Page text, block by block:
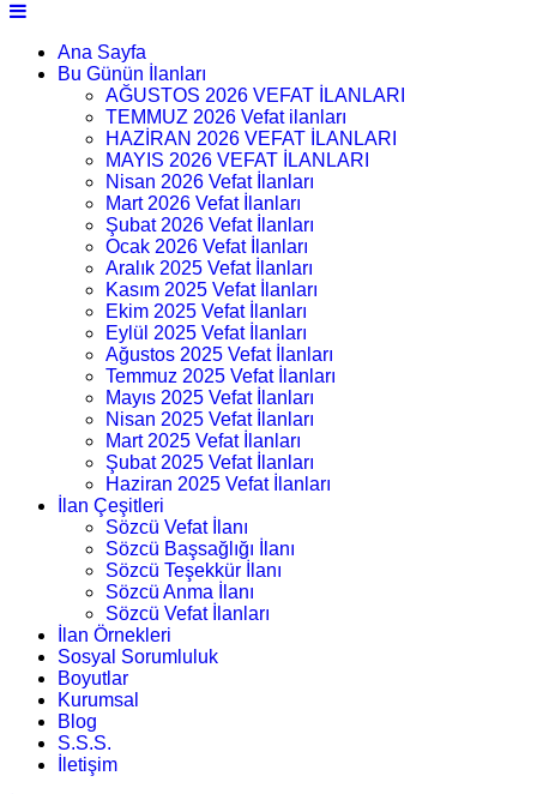
Ana Sayfa
Bu Günün İlanları
AĞUSTOS 2026 VEFAT İLANLARI
TEMMUZ 2026 Vefat ilanları
HAZİRAN 2026 VEFAT İLANLARI
MAYIS 2026 VEFAT İLANLARI
Nisan 2026 Vefat İlanları
Mart 2026 Vefat İlanları
Şubat 2026 Vefat İlanları
Ocak 2026 Vefat İlanları
Aralık 2025 Vefat İlanları
Kasım 2025 Vefat İlanları
Ekim 2025 Vefat İlanları
Eylül 2025 Vefat İlanları
Ağustos 2025 Vefat İlanları
Temmuz 2025 Vefat İlanları
Mayıs 2025 Vefat İlanları
Nisan 2025 Vefat İlanları
Mart 2025 Vefat İlanları
Şubat 2025 Vefat İlanları
Haziran 2025 Vefat İlanları
İlan Çeşitleri
Sözcü Vefat İlanı
Sözcü Başsağlığı İlanı
Sözcü Teşekkür İlanı
Sözcü Anma İlanı
Sözcü Vefat İlanları
İlan Örnekleri
Sosyal Sorumluluk
Boyutlar
Kurumsal
Blog
S.S.S.
İletişim